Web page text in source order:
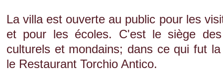
La villa est ouverte au public pour les
et pour les écoles. C'est le siège
culturels et mondains; dans ce qui fut
le Restaurant Torchio Antico.